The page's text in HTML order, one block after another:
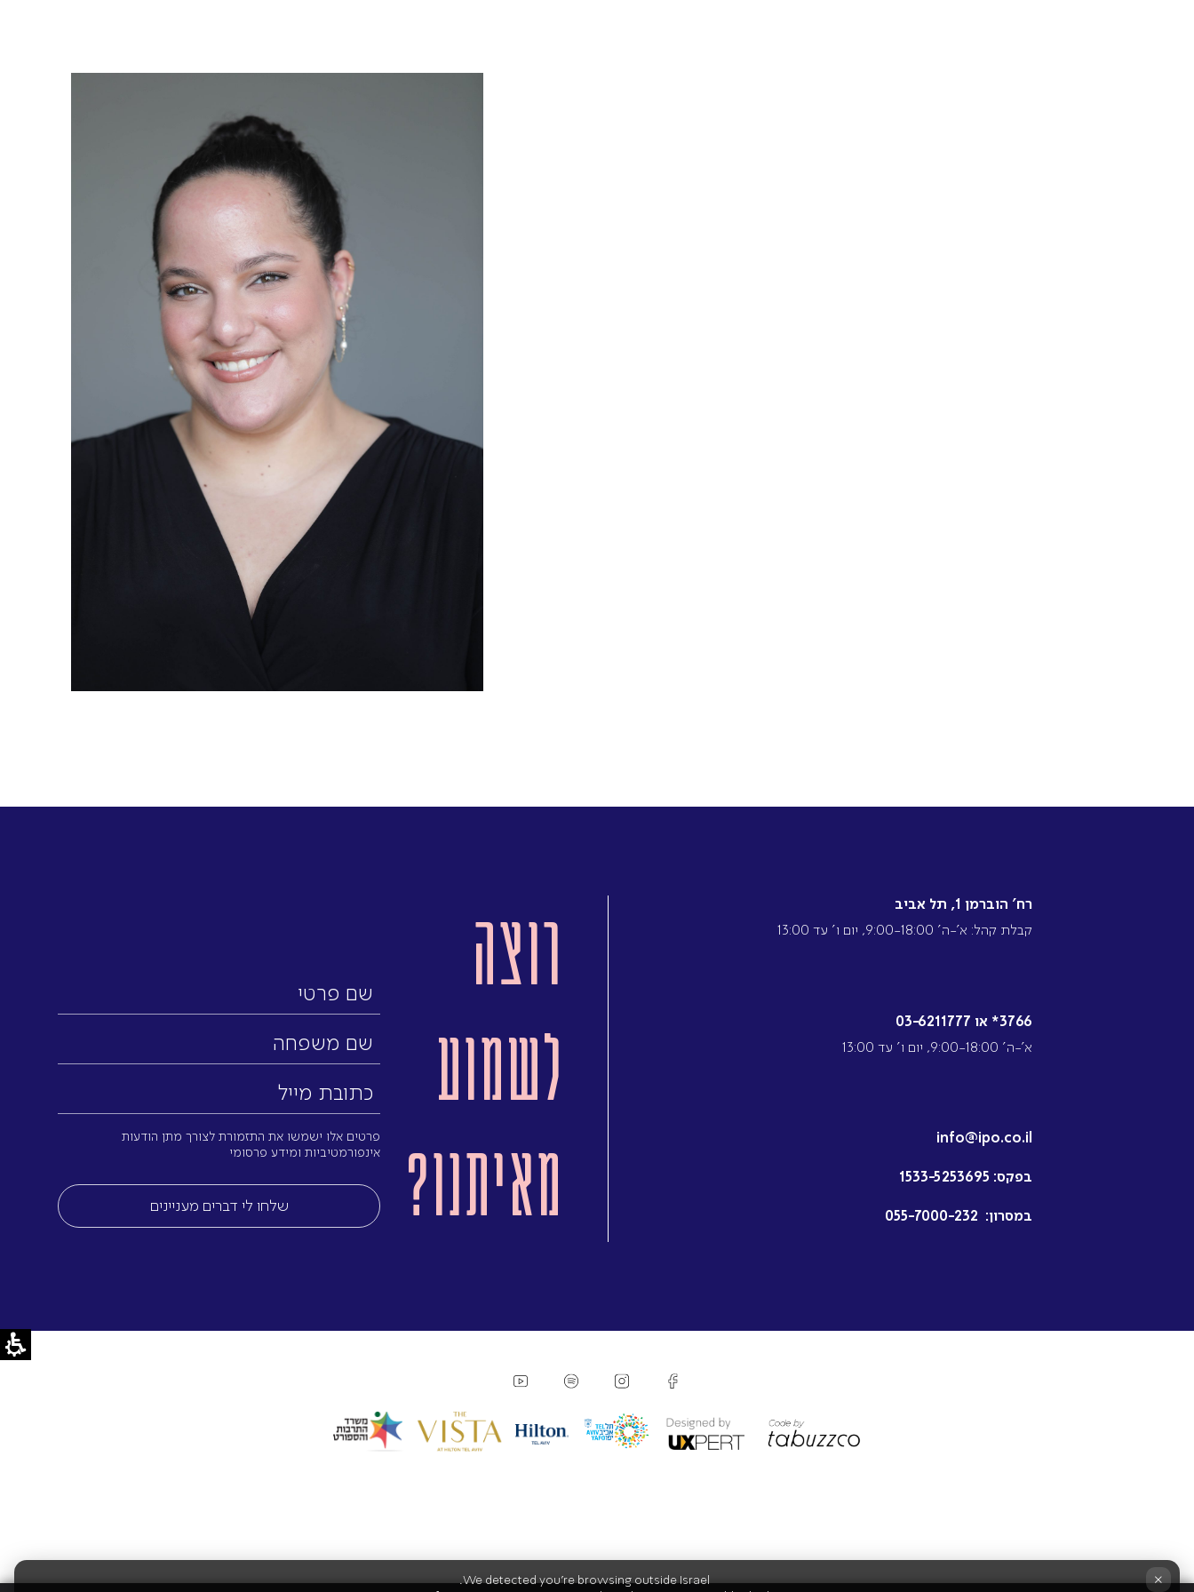
רח’ הוברמן 1, תל אביב
קבלת קהל: א’-ה’ 9:00-18:00, יום ו’ עד 13:00
3766* או 03-6211777
א’-ה’ 9:00-18:00, יום ו’ עד 13:00
info@ipo.co.il
בפקס: 1533-5253695
במסרון:
רוצה
לשמוע
מאיתנו?
שם
פרטי
שם
משפחה
כתובת
מייל
(חובה)
פרטים אלו ישמשו את התזמורת לצורך מתן הודעות
אינפורמטיביות ומידע פרסומי
×
We detected you're browsing outside Israel.